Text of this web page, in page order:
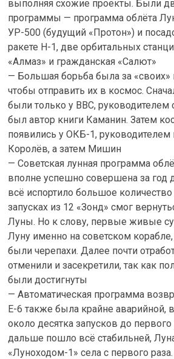
выполняя схожие проекты. Были
программы — программа облёта
УР-500 (будущий «Протон») и
ракете H-1, две орбитальных
«Алмаз» и гражданская «Салют»
— Большая борьба была за «своих»
чтобы отправить их в космос.
были только у ВВС, руководителем
был автор книги Каманин. Затем
появились у ОКБ-1, руководителем
Королёв, а затем Мишин
— Советская лунная программа
вполне успешно совершена за год
всё испортило большое
запусках из 12 «Зонд» смог
Луны. Но к слову, первые живые
Луну именно на советском
были черепахи. Далее почти
отменили и засекретили, так как
были достигнуты
— Автоматическая программа
Е-6 также была крайне аварийной,
около десятка запусков до
дальше пошло всё стабильней,
«Луноходом-1» села с первого раза.